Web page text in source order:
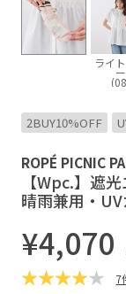
ライ
ー
2BUY10%OFF
ROPÉ PICNIC
【Wpc.】遮
晴雨兼用・
¥4,070
7